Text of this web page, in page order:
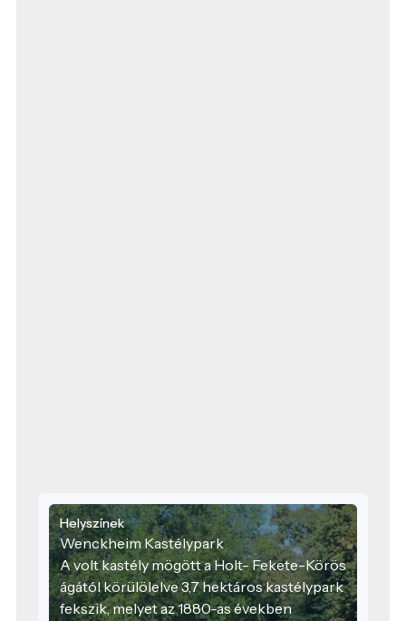
Helyszínek
Wenckheim Kastélypark
A volt kastély mögött a Holt- Fekete-Körös
ágától körülölelve 3,7 hektáros kastélypark
fekszik, melyet az 1880-as években